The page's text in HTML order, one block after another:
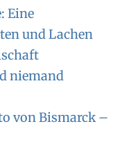
Eine
und Lachen
niemand
von Bismarck –